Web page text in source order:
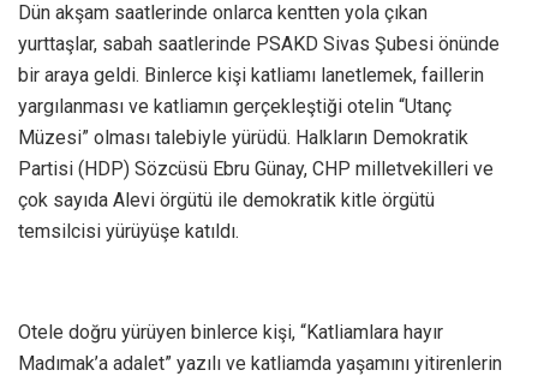
Dün akşam saatlerinde onlarca kentten yola çıkan
yurttaşlar, sabah saatlerinde PSAKD Sivas Şubesi önünde
bir araya geldi. Binlerce kişi katliamı lanetlemek, faillerin
yargılanması ve katliamın gerçekleştiği otelin “Utanç
Müzesi” olması talebiyle yürüdü. Halkların Demokratik
Partisi (HDP) Sözcüsü Ebru Günay, CHP milletvekilleri ve
çok sayıda Alevi örgütü ile demokratik kitle örgütü
temsilcisi yürüyüşe katıldı.
Otele doğru yürüyen binlerce kişi, “Katliamlara hayır
Madımak’a adalet” yazılı ve katliamda yaşamını yitirenlerin